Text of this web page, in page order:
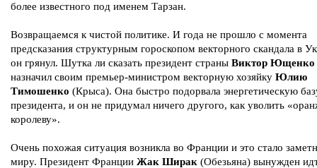
более известного под именем Тарзан.
Возвращаемся к чистой политике. И года не прошло с момента
предсказания структурным гороскопом векторного скандала в
он грянул. Шутка ли сказать президент страны Виктор Ющенко
назначил своим премьер-министром векторную хозяйку Юлию
Тимошенко (Крыса). Она быстро подорвала энергетическую
президента, и он не придумал ничего другого, как уволить
королеву».
Очень похожая ситуация возникла во Франции и это стало
миру. Президент Франции Жак Ширак (Обезьяна) вынужден